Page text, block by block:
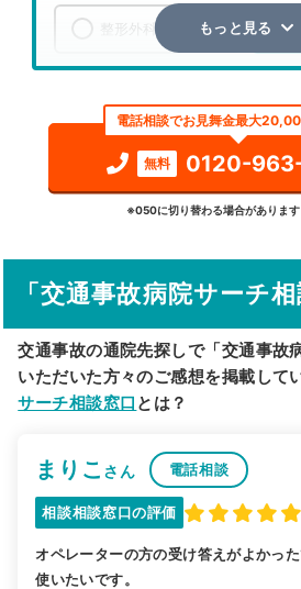
整形外科
検索する
詳細条件で絞り
駅から探す
もっと見る
電話相談でお見舞金最大
無料 0120-
※050に切り替わる場合があります
「交通事故病院サーチ
交通事故の通院先探しで「交通事故
いただいた方々のご感想を掲載して
サーチ相談窓口 とは？
まりこ さん 電話相談
相談相談窓口の評価
オペレーターの方の受け答えがよかっ
使いたいです。